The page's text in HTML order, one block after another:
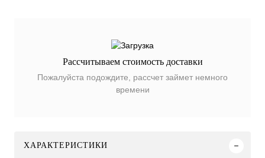
Рассчитываем стоимость доставки
Пожалуйста подождите, рассчет займет немного
времени
ХАРАКТЕРИСТИКИ